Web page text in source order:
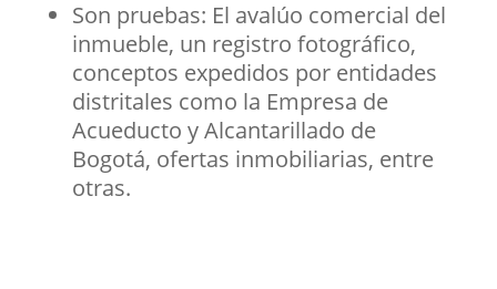
Son pruebas: El avalúo comercial del
inmueble, un registro fotográfico,
conceptos expedidos por entidades
distritales como la Empresa de
Acueducto y Alcantarillado de
Bogotá, ofertas inmobiliarias, entre
otras.